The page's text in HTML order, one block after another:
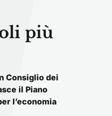
più
Consiglio dei
il Piano
l’economia